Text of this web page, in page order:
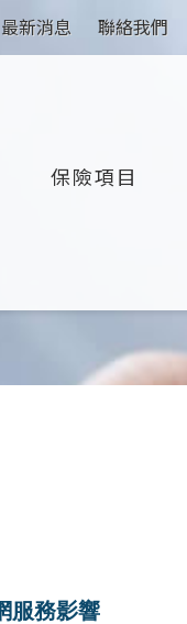
最新消息 聯絡我們
保險項目
服務影響